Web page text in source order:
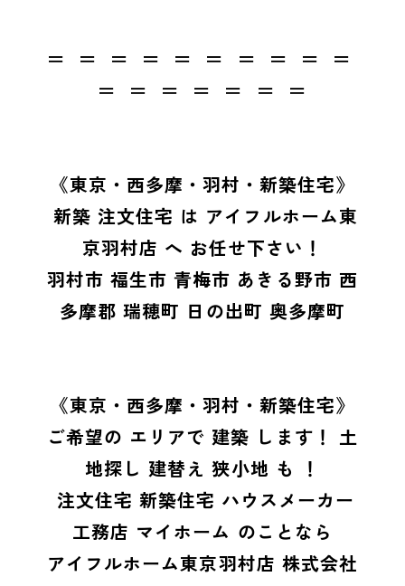
＝ ＝ ＝ ＝ ＝ ＝ ＝ ＝ ＝ ＝
＝ ＝ ＝ ＝ ＝ ＝ ＝
《東京・西多摩・羽村・新築住宅》
新築 注文住宅 は アイフルホーム東
京羽村店 へ お任せ下さい！
羽村市 福生市 青梅市 あきる野市 西
多摩郡 瑞穂町 日の出町 奥多摩町
《東京・西多摩・羽村・新築住宅》
ご希望の エリアで 建築 します！ 土
地探し 建替え 狭小地 も ！
注文住宅 新築住宅 ハウスメーカー
工務店 マイホーム のことなら
アイフルホーム東京羽村店 株式会社